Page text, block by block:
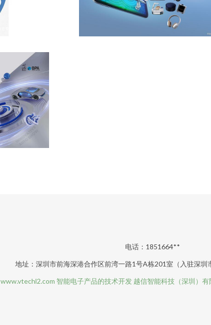
电话：1851664**
地址：深圳市前海深港合作区前湾一路1号A栋201室（入驻深圳
www.vtechl2.com 智能电子产品的技术开发 越信智能科技（深圳）有